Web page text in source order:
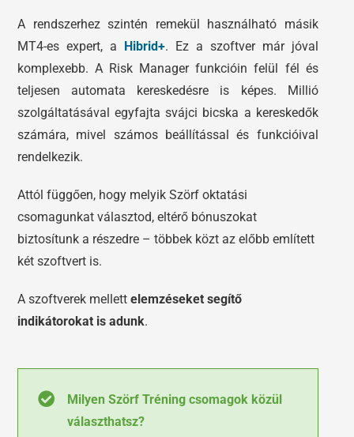
A rendszerhez szintén remekül használható másik
MT4-es expert, a
Hibrid+. Ez a szoftver már jóval
komplexebb. A Risk Manager funkcióin felül fél és
teljesen automata kereskedésre is képes. Millió
szolgáltatásával egyfajta svájci bicska a kereskedők
számára, mivel számos beállítással és funkcióival
rendelkezik.
Attól függően, hogy melyik Szörf oktatási
csomagunkat választod, eltérő bónuszokat
biztosítunk a részedre – többek közt az előbb említett
két szoftvert is.
A szoftverek mellettelemzéseket segítő
indikátorokat is adunk.
Milyen Szörf Tréning csomagok közül
választhatsz?